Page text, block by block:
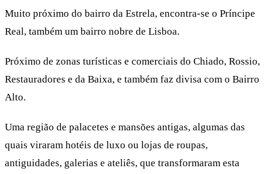
Muito próximo do bairro da Estrela, encontra-se o Príncipe
Real, também um bairro nobre de Lisboa.
Próximo de zonas turísticas e comerciais do Chiado, Rossio,
Restauradores e da Baixa, e também faz divisa com o Bairro
Alto.
Uma região de palacetes e mansões antigas, algumas das
quais viraram hotéis de luxo ou lojas de roupas,
antiguidades, galerias e ateliês, que transformaram esta